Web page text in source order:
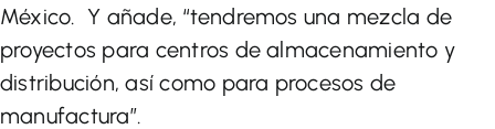
México. Y añade, “tendremos una mezcla de
proyectos para centros de almacenamiento y
distribución, así como para procesos de
manufactura”.